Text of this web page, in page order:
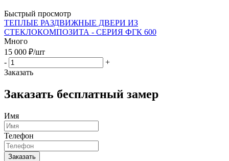
Быстрый просмотр
ТЕПЛЫЕ РАЗДВИЖНЫЕ ДВЕРИ ИЗ
СТЕКЛОКОМПОЗИТА - СЕРИЯ ФГК 600
Много
15 000 ₽/шт
-
+
Заказать
Заказать бесплатный замер
Имя
Телефон